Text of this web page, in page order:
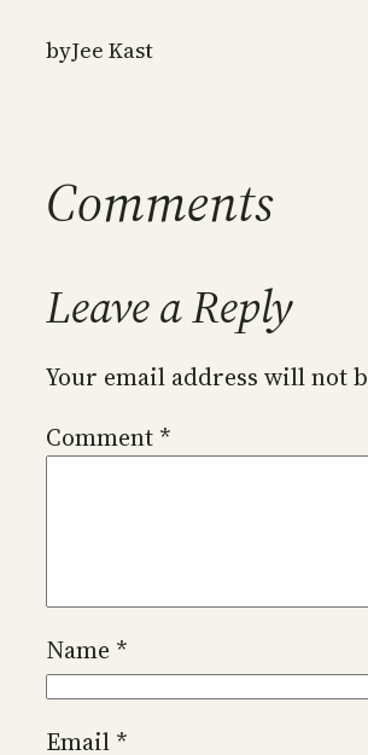
byJee Kast
Comments
Leave a Reply
Your email address will not
Comment *
Name *
Email *